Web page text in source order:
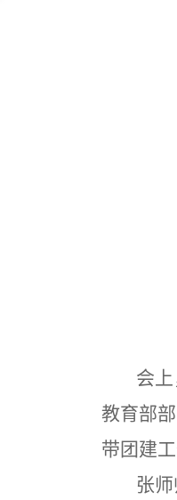
会
教育部
带团建
张